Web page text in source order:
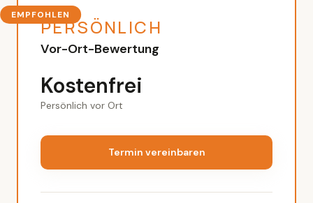
PERSÖNLICH
Vor-Ort-Bewertung
Kostenfrei
Persönlich vor Ort
Termin vereinbaren
EMPFOHLEN